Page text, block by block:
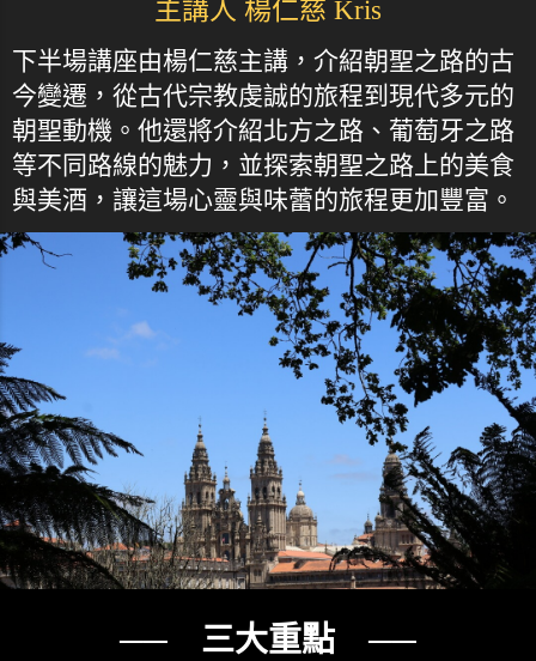
主講人 楊仁慈 Kris
下半場講座由楊仁慈主講，介紹朝聖之路的古
今變遷，從古代宗教虔誠的旅程到現代多元的
朝聖動機。他還將介紹北方之路、葡萄牙之路
等不同路線的魅力，並探索朝聖之路上的美食
與美酒，讓這場心靈與味蕾的旅程更加豐富。
── 三大重點 ──